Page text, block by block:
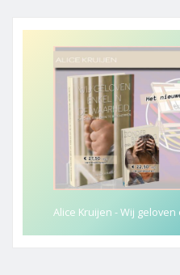
Alice Kruijen - Wij